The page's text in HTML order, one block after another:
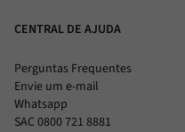
CENTRAL DE AJUDA
Perguntas Frequentes
Envie um e-mail
Whatsapp
SAC 0800 721 8881